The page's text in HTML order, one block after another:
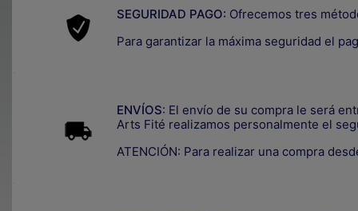
SEGURIDAD PAGO: Ofrecemos tres
Para garantizar la máxima seguridad el
ENVÍOS: El envío de su compra le será
Arts Fité realizamos personalmente el
ATENCIÓN: Para realizar una compra